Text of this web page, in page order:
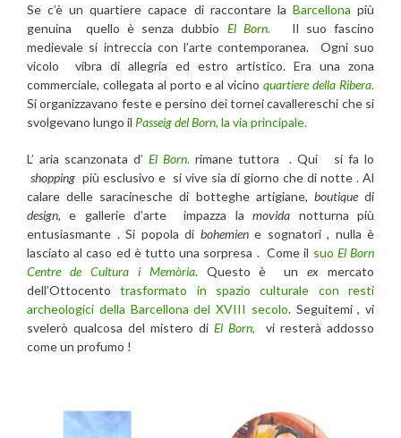
Se c’è un quartiere capace di raccontare la Barcellona più
genuina quello è senza dubbio El Born.
Il suo fascino
medievale si intreccia con l’arte contemporanea. Ogni suo
vicolo vibra di allegria ed estro artistico. Era una zona
commerciale, collegata al porto e al vicinoquartiere della Ribera.
Si organizzavano feste e persino dei tornei cavallereschi che si
svolgevano lungo il Passeig del Born, la via principale.
L’ aria scanzonata d’ El Born. rimane tuttora . Qui si fa lo
shopping più esclusivo e si vive sia di giorno che di notte . Al
calare delle saracinesche di botteghe artigiane, boutiquedi
design, e gallerie d’arte impazza lamovida notturna più
entusiasmante . Si popola di bohemiene sognatori , nulla è
lasciato al caso ed è tutto una sorpresa . Come il suo El Born
Centre de Cultura i Memòria. Questo è unex mercato
dell’Ottocentotrasformato in spazio culturale con resti
archeologici della Barcellona del XVIII secolo. Seguitemi , vi
svelerò qualcosa del mistero di El Born,
vi resterà addosso
come un profumo !